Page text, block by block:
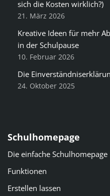
sich die Kosten wirklich?)
21. März 2026
Kreative Ideen für mehr
in der Schulpause
10. Februar 2026
Die
24. Oktober 2025
Schulhomepage
Die einfache Schulhomepage
Funktionen
Erstellen lassen